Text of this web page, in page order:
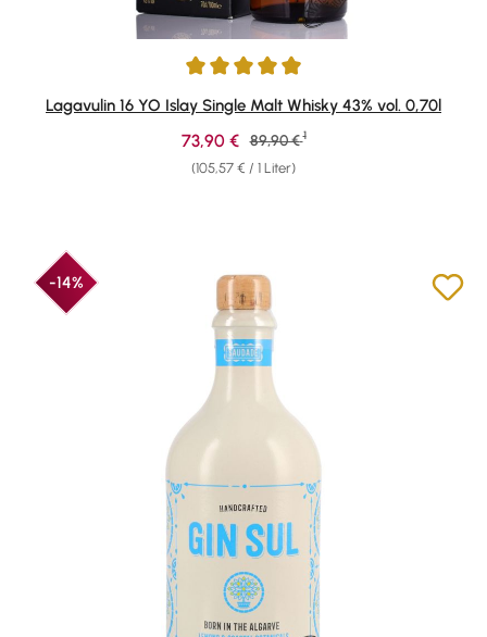
Durchschnittliche Bewertung von 4.95 von 5 Sternen
Lagavulin 16 YO Islay Single Malt Whisky 43% vol. 0,70l
(105,57 € / 1 Liter)
Verkaufspreis:
73,90 € Regulärer Preis:
89,90 € 1
-14%